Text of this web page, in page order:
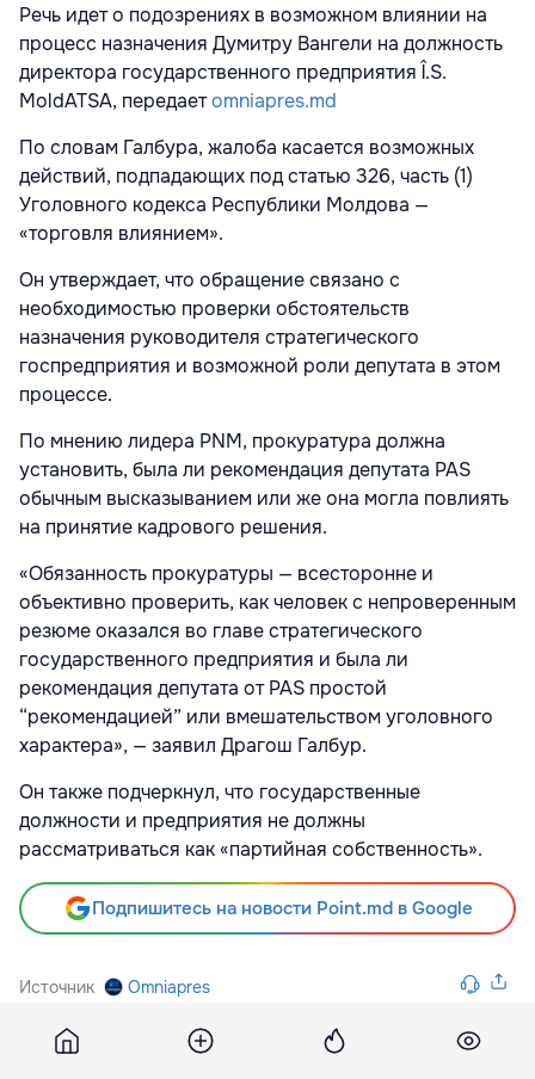
Речь идет о подозрениях в возможном влиянии на
процесс назначения Думитру Вангели на должность
директора государственного предприятия Î.S.
MoldATSA, передаетomniapres.md
По словам Галбура, жалоба касается возможных
действий, подпадающих под статью 326, часть (1)
Уголовного кодекса Республики Молдова —
«торговля влиянием».
Он утверждает, что обращение связано с
необходимостью проверки обстоятельств
назначения руководителя стратегического
госпредприятия и возможной роли депутата в этом
процессе.
По мнению лидера PNM, прокуратура должна
установить, была ли рекомендация депутата PAS
обычным высказыванием или же она могла повлиять
на принятие кадрового решения.
«Обязанность прокуратуры — всесторонне и
объективно проверить, как человек с непроверенным
резюме оказался во главе стратегического
государственного предприятия и была ли
рекомендация депутата от PAS простой
“рекомендацией” или вмешательством уголовного
характера», — заявил Драгош Галбур.
Он также подчеркнул, что государственные
должности и предприятия не должны
рассматриваться как «партийная собственность».
Подпишитесь на новости Point.md в Google
Источник Omniapres